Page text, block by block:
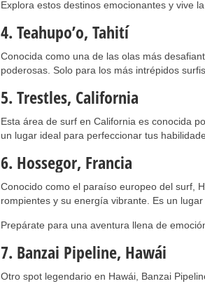
Explora estos destinos emocionantes y vive
4. Teahupo’o, Tahití
Conocida como una de las olas más
poderosas. Solo para los más intrépidos
5. Trestles, California
Esta área de surf en California es conocida
un lugar ideal para perfeccionar tus
6. Hossegor, Francia
Conocido como el paraíso europeo del surf,
rompientes y su energía vibrante. Es un
Prepárate para una aventura llena de
7. Banzai Pipeline, Hawái
Otro spot legendario en Hawái, Banzai